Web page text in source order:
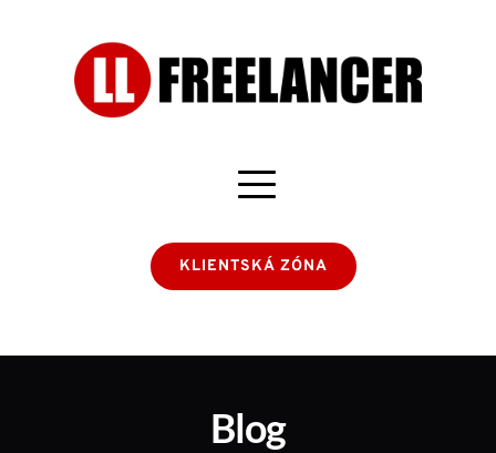
KLIENTSKÁ ZÓNA
Blog